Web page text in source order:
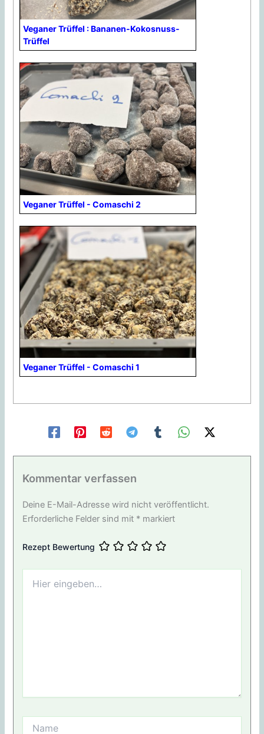
Veganer Trüffel : Bananen-Kokosnuss-
Trüffel
Veganer Trüffel - Comaschi 2
Veganer Trüffel - Comaschi 1
Kommentar verfassen
Deine E-Mail-Adresse wird nicht veröffentlicht.
Erforderliche Felder sind mit * markiert
Rezept Bewertung
eingeben…